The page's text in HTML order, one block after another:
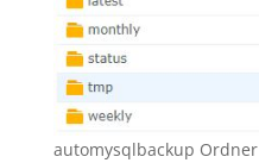
automysqlbackup Ordner